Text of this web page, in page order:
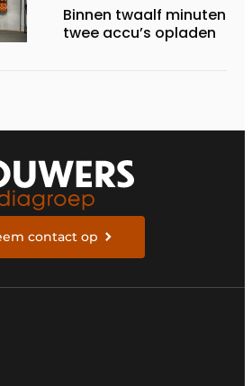
Binnen twaalf minuten
twee accu’s opladen
contact op